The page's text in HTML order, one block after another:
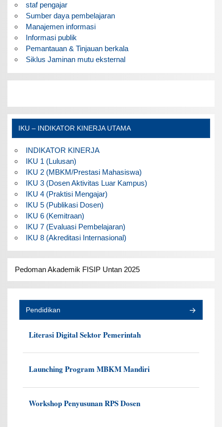
staf pengajar
Sumber daya pembelajaran
Manajemen informasi
Informasi publik
Pemantauan & Tinjauan berkala
Siklus Jaminan mutu eksternal
IKU – INDIKATOR KINERJA UTAMA
INDIKATOR KINERJA
IKU 1 (Lulusan)
IKU 2 (MBKM/Prestasi Mahasiswa)
IKU 3 (Dosen Aktivitas Luar Kampus)
IKU 4 (Praktisi Mengajar)
IKU 5 (Publikasi Dosen)
IKU 6 (Kemitraan)
IKU 7 (Evaluasi Pembelajaran)
IKU 8 (Akreditasi Internasional)
Pedoman Akademik FISIP Untan 2025
Pendidikan
Literasi Digital Sektor Pemerintah
Launching Program MBKM Mandiri
Workshop Penyusunan RPS Dosen